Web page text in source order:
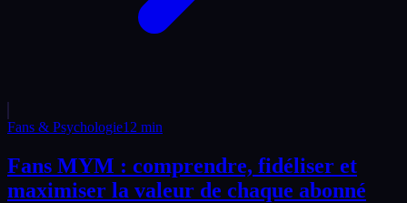
Fans & Psychologie12 min
Fans MYM : comprendre, fidéliser et
maximiser la valeur de chaque abonné